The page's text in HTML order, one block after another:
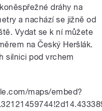
dráhy na
a nachází se jižně od
Vydat se k ní můžete
na Český Heršlák.
silnici pod vrchem
maps/embed?